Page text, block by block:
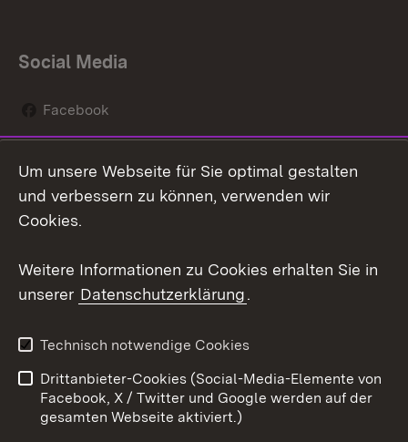
Social Media
Facebook
Social Wall
Youtube
Kontakt
Datenschutz
Barrierefreiheit
Impressum Cookies
Um unsere Webseite für Sie optimal gestalten
und verbessern zu können, verwenden wir
Cookies.
Weitere Informationen zu Cookies erhalten Sie in
unserer Datenschutzerklärung.
Technisch notwendige Cookies
Drittanbieter-Cookies (Social-Media-Elemente von
Facebook, X / Twitter und Google werden auf der
gesamten Webseite aktiviert.)